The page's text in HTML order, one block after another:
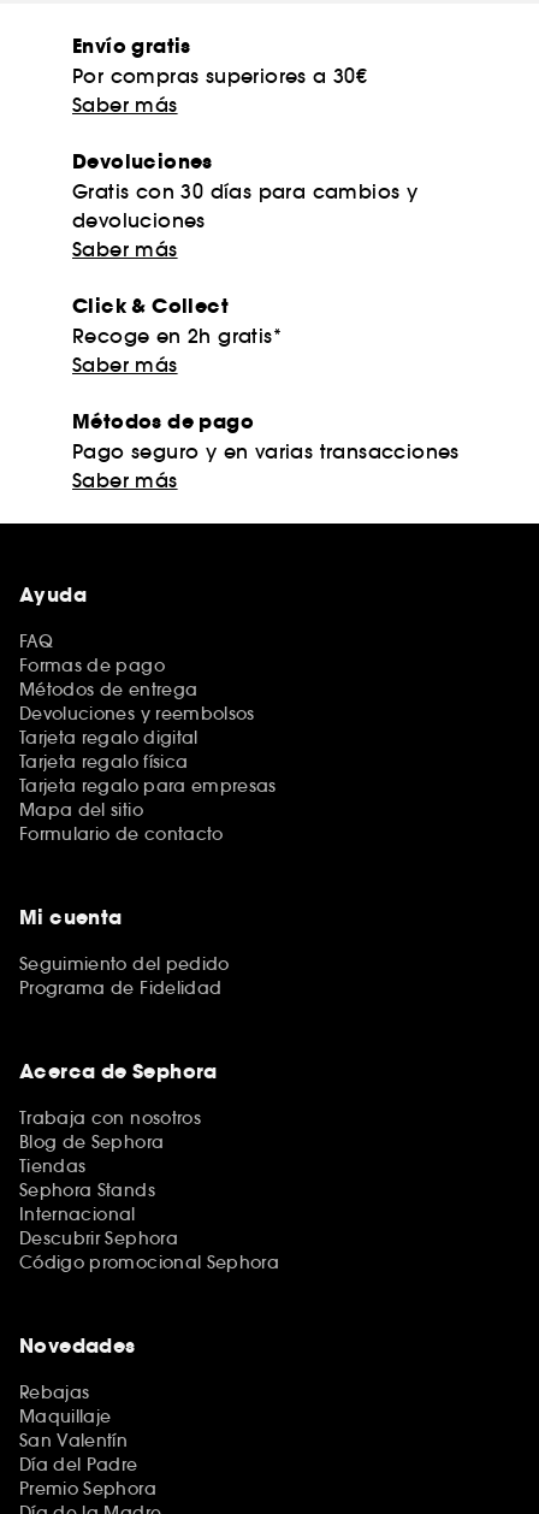
Envío gratis
Por compras superiores a 30€
Saber más
Devoluciones
Gratis con 30 días para cambios y
devoluciones
Saber más
Click & Collect
Recoge en 2h gratis*
Saber más
Métodos de pago
Pago seguro y en varias transacciones
Saber más
Ayuda
FAQ
Formas de pago
Métodos de entrega
Devoluciones y reembolsos
Tarjeta regalo digital
Tarjeta regalo física
Tarjeta regalo para empresas
Mapa del sitio
Formulario de contacto
Mi cuenta
Seguimiento del pedido
Programa de Fidelidad
Acerca de Sephora
Trabaja con nosotros
Blog de Sephora
Tiendas
Sephora Stands
Internacional
Descubrir Sephora
Código promocional Sephora
Novedades
Rebajas
Maquillaje
San Valentín
Día del Padre
Premio Sephora